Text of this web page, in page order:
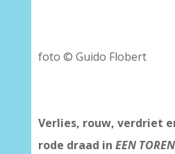
foto © Guido Flobert
Verlies, rouw, verdriet
rode draad in EEN